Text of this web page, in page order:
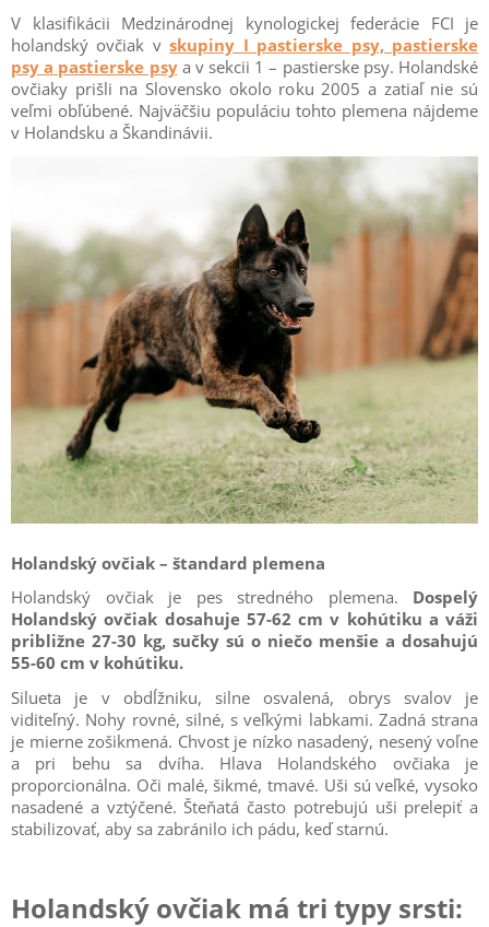
V klasifikácii Medzinárodnej kynologickej federácie FCI je
holandský ovčiak vskupiny I pastierske psy, pastierske
psy a pastierske psya v sekcii 1 – pastierske psy. Holandské
ovčiaky prišli na Slovensko okolo roku 2005 a zatiaľ nie sú
veľmi obľúbené. Najväčšiu populáciu tohto plemena nájdeme
v Holandsku a Škandinávii.
Holandský ovčiak – štandard plemena
Holandský ovčiak je pes stredného plemena. Dospelý
Holandský ovčiak dosahuje 57-62 cm v kohútiku a váži
približne 27-30 kg, sučky sú o niečo menšie a dosahujú
55-60 cm v kohútiku.
Silueta je v obdĺžniku, silne osvalená, obrys svalov je
viditeľný. Nohy rovné, silné, s veľkými labkami. Zadná strana
je mierne zošikmená. Chvost je nízko nasadený, nesený voľne
a pri behu sa dvíha. Hlava Holandského ovčiaka je
proporcionálna. Oči malé, šikmé, tmavé. Uši sú veľké, vysoko
nasadené a vztýčené. Šteňatá často potrebujú uši prelepiť a
stabilizovať, aby sa zabránilo ich pádu, keď starnú.
Holandský ovčiak má tri typy srsti: